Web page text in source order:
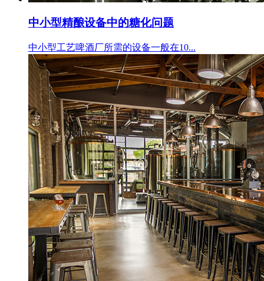
中小型精酿设备中的糖化问题
中小型工艺啤酒厂所需的设备一般在10...